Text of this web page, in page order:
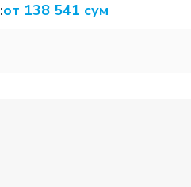
:от 138 541 сум